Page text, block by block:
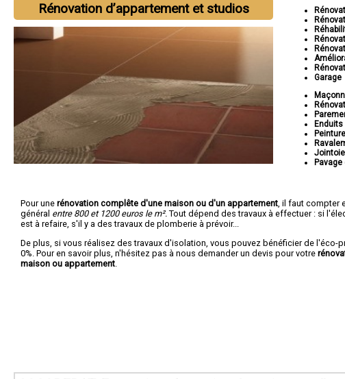
Rénovation d’appartement et studios
Garage
Pour une rénovation complête d'une maison ou d'un appartement , il faut compter
général entre 800 et 1200 euros le m². Tout dépend des travaux à effectuer : si
est à refaire, s'il y a des travaux de plomberie à prévoir...
De plus, si vous réalisez des travaux d'isolation, vous pouvez bénéficier de l'éco-
0%. Pour en savoir plus, n'hésitez pas à nous demander un devis pour votre
maison ou appartement